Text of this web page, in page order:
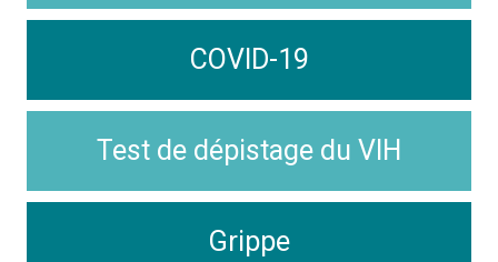
COVID-19
Test de dépistage du VIH
Grippe